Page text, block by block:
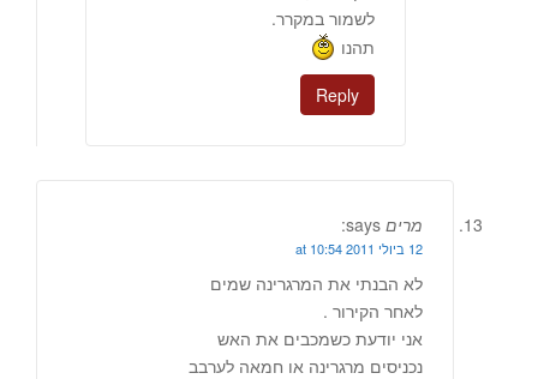
לשמור במקרר.
תהנו
Reply
מרים says:
12 ביולי 2011 at 10:54
לא הבנתי את המרגרינה שמים
לאחר הקירור .
אני יודעת כשמכבים את האש
נכניסים מרגרינה או חמאה לערבב